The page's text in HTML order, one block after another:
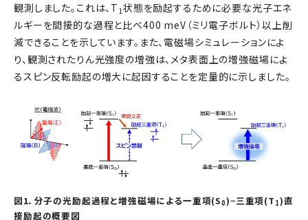
観測しました。これは、T 1 状態を励起するために必要な光子エネ
ルギーを間接的な過程と比べ400 meV（ミリ電子ボルト）以上削
減できることを示しています。また、電磁場シミュレーションによ
り、観測されたりん光強度の増強は、メタ表面上の増強磁場によ
るスピン反転励起の増大に起因することを定量的に示しました。
図1．分子の光励起過程と増強磁場による一重項(S0)−三重項(T 1)直
接励起の概要図